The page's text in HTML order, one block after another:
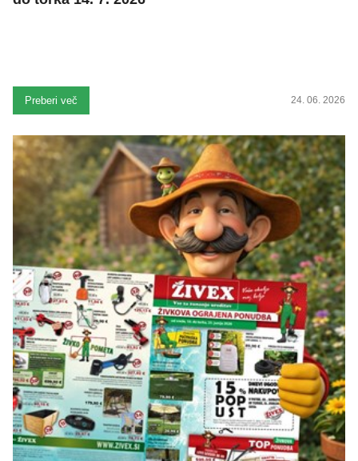
Preberi več 24. 06. 2026